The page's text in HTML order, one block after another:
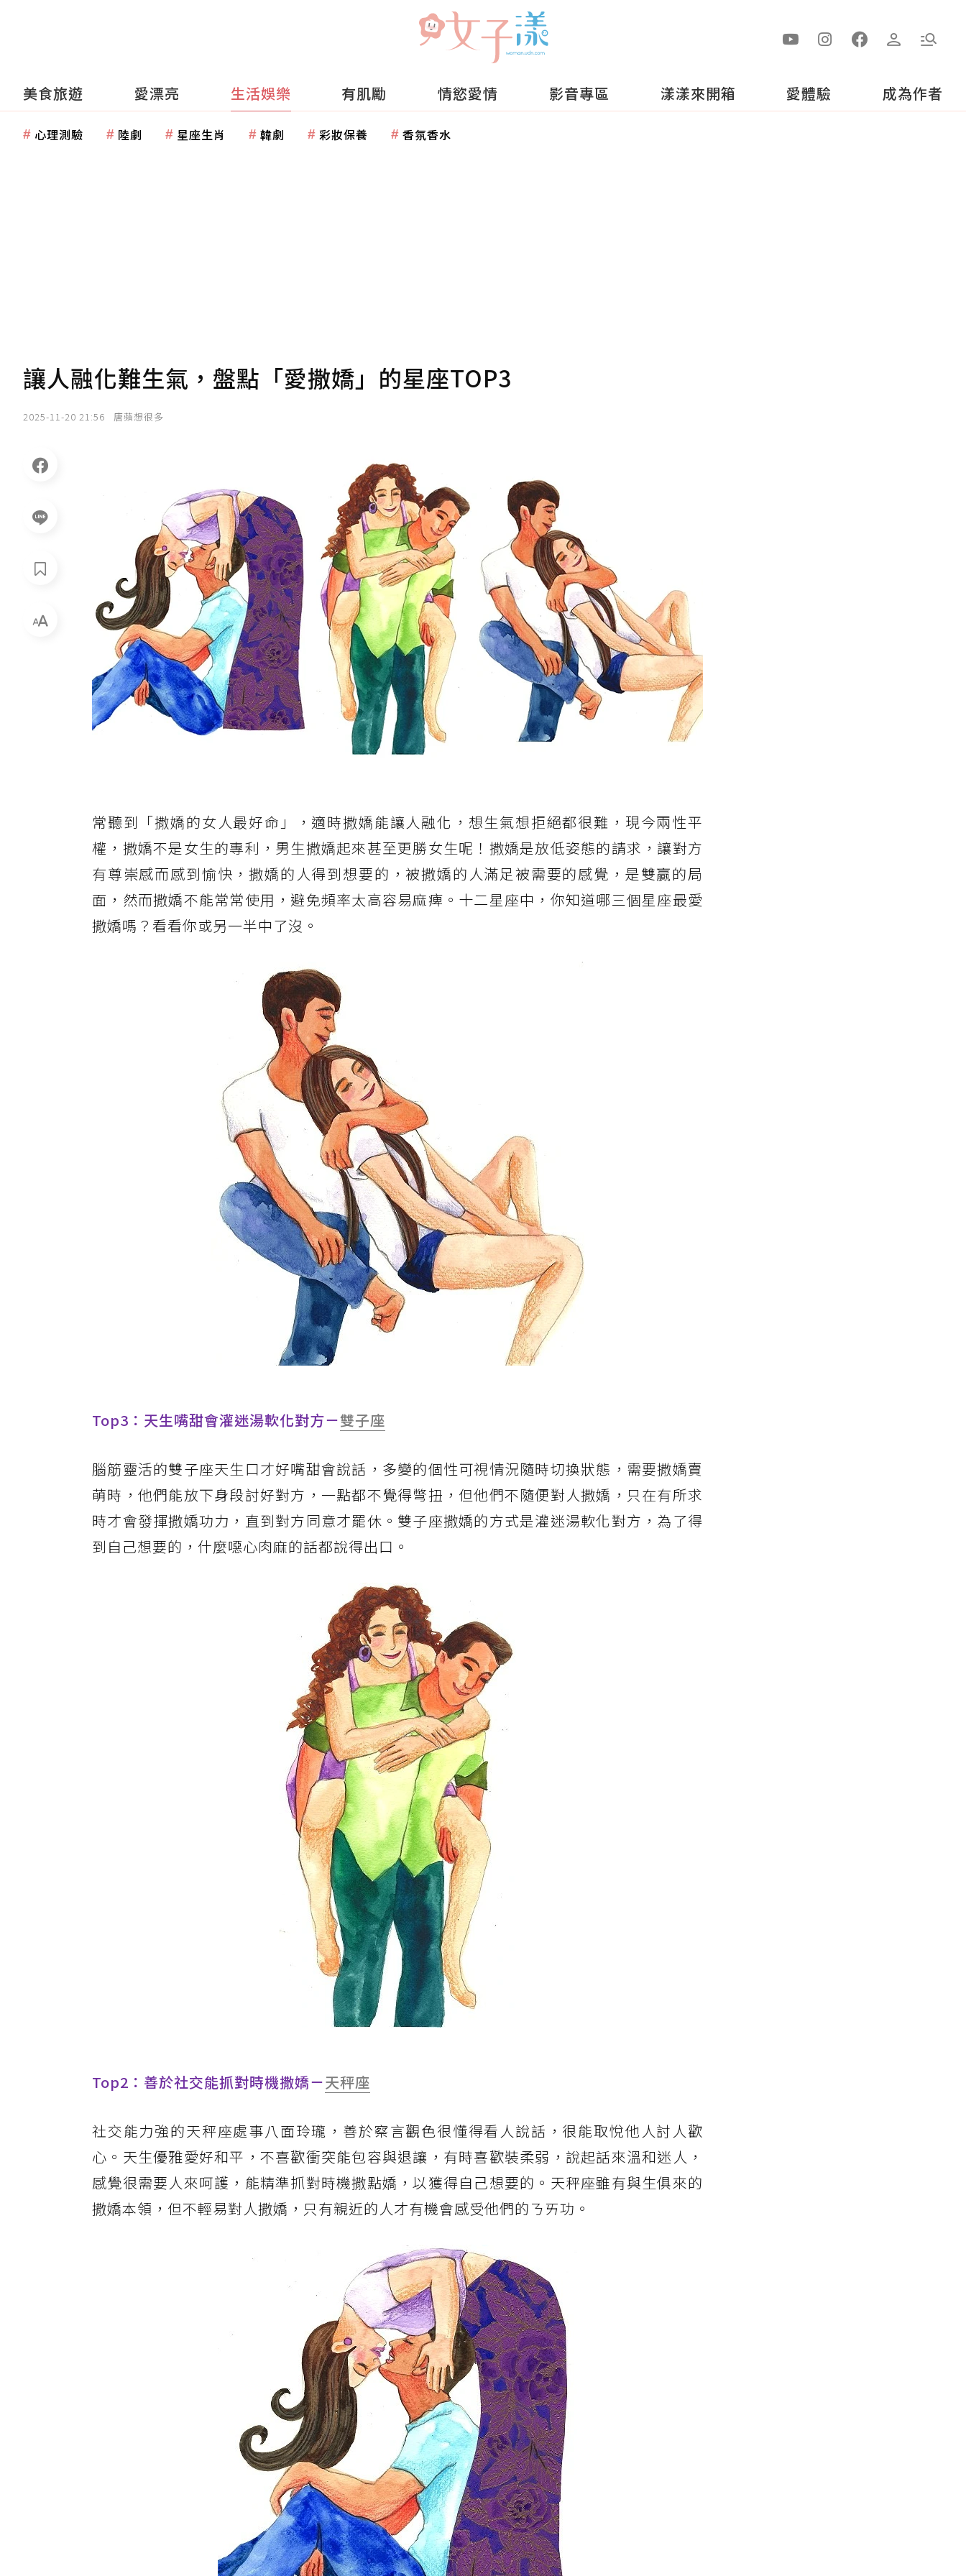
美食旅遊 愛漂亮 生活娛樂 有肌勵 情慾愛情 影音專區 漾漾來開箱 愛體驗 成為作者
心理測驗 陸劇 星座生肖 韓劇 彩妝保養 香氛香水
讓人融化難生氣，盤點「愛撒嬌」的星座TOP3
2025-11-20 21:56 唐蘋想很多
常聽到「撒嬌的女人最好命」，適時撒嬌能讓人融化，想生氣想拒絕都很難，現今兩性平
權，撒嬌不是女生的專利，男生撒嬌起來甚至更勝女生呢！撒嬌是放低姿態的請求，讓對方
有尊崇感而感到愉快，撒嬌的人得到想要的，被撒嬌的人滿足被需要的感覺，是雙贏的局
面，然而撒嬌不能常常使用，避免頻率太高容易麻痺。十二星座中，你知道哪三個星座最愛
撒嬌嗎？看看你或另一半中了沒。
Top3：天生嘴甜會灌迷湯軟化對方－雙子座
腦筋靈活的雙子座天生口才好嘴甜會說話，多變的個性可視情況隨時切換狀態，需要撒嬌賣
萌時，他們能放下身段討好對方，一點都不覺得彆扭，但他們不隨便對人撒嬌，只在有所求
時才會發揮撒嬌功力，直到對方同意才罷休。雙子座撒嬌的方式是灌迷湯軟化對方，為了得
到自己想要的，什麼噁心肉麻的話都說得出口。
Top2：善於社交能抓對時機撒嬌－天秤座
社交能力強的天秤座處事八面玲瓏，善於察言觀色很懂得看人說話，很能取悅他人討人歡
心。天生優雅愛好和平，不喜歡衝突能包容與退讓，有時喜歡裝柔弱，說起話來溫和迷人，
感覺很需要人來呵護，能精準抓對時機撒點嬌，以獲得自己想要的。天秤座雖有與生俱來的
撒嬌本領，但不輕易對人撒嬌，只有親近的人才有機會感受他們的ㄋㄞ功。